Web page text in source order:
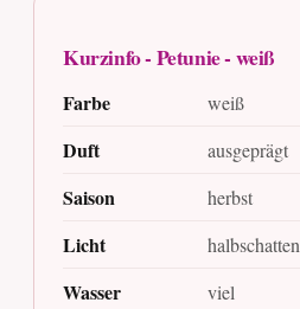
Kurzinfo - Petunie - weiß
Farbe weiß
Duft ausgeprägt
Saison herbst
Licht halbschatten
Wasser viel